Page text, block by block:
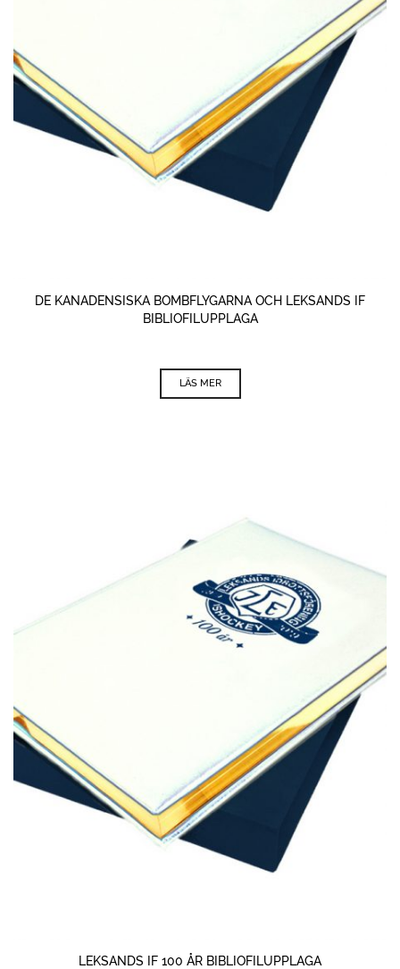
DE KANADENSISKA BOMBFLYGARNA OCH LEKSANDS IF
BIBLIOFILUPPLAGA
LÄS MER
LEKSANDS IF 100 ÅR BIBLIOFILUPPLAGA